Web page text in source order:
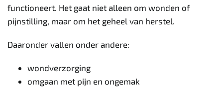
functioneert. Het gaat niet alleen om wonden of
pijnstilling, maar om het geheel van herstel.
Daaronder vallen onder andere:
wondverzorging
omgaan met pijn en ongemak